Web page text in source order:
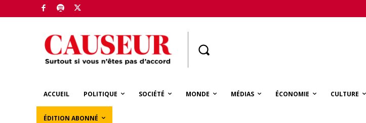
ACCUEIL POLITIQUE SOCIÉTÉ MONDE MÉDIAS ÉCONOMIE CULTURE
ÉDITION ABONNÉ